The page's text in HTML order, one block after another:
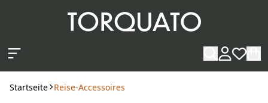
Startseite Reise-Accessoires